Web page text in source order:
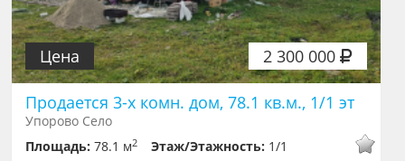
2 300 000
Цена
Продается 3-х комн. дом, 78.1 кв.м., 1/1 эт
Упорово Село
Площадь:78.1 м2 Этаж/Этажность: 1/1